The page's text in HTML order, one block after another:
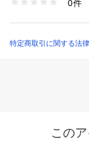
ジュアルまでさま
軽やかで透けのあ
しなやかな素材の
※詳しい洗濯方法に
16211000008 （ショ
0件
特定商取引に関する法